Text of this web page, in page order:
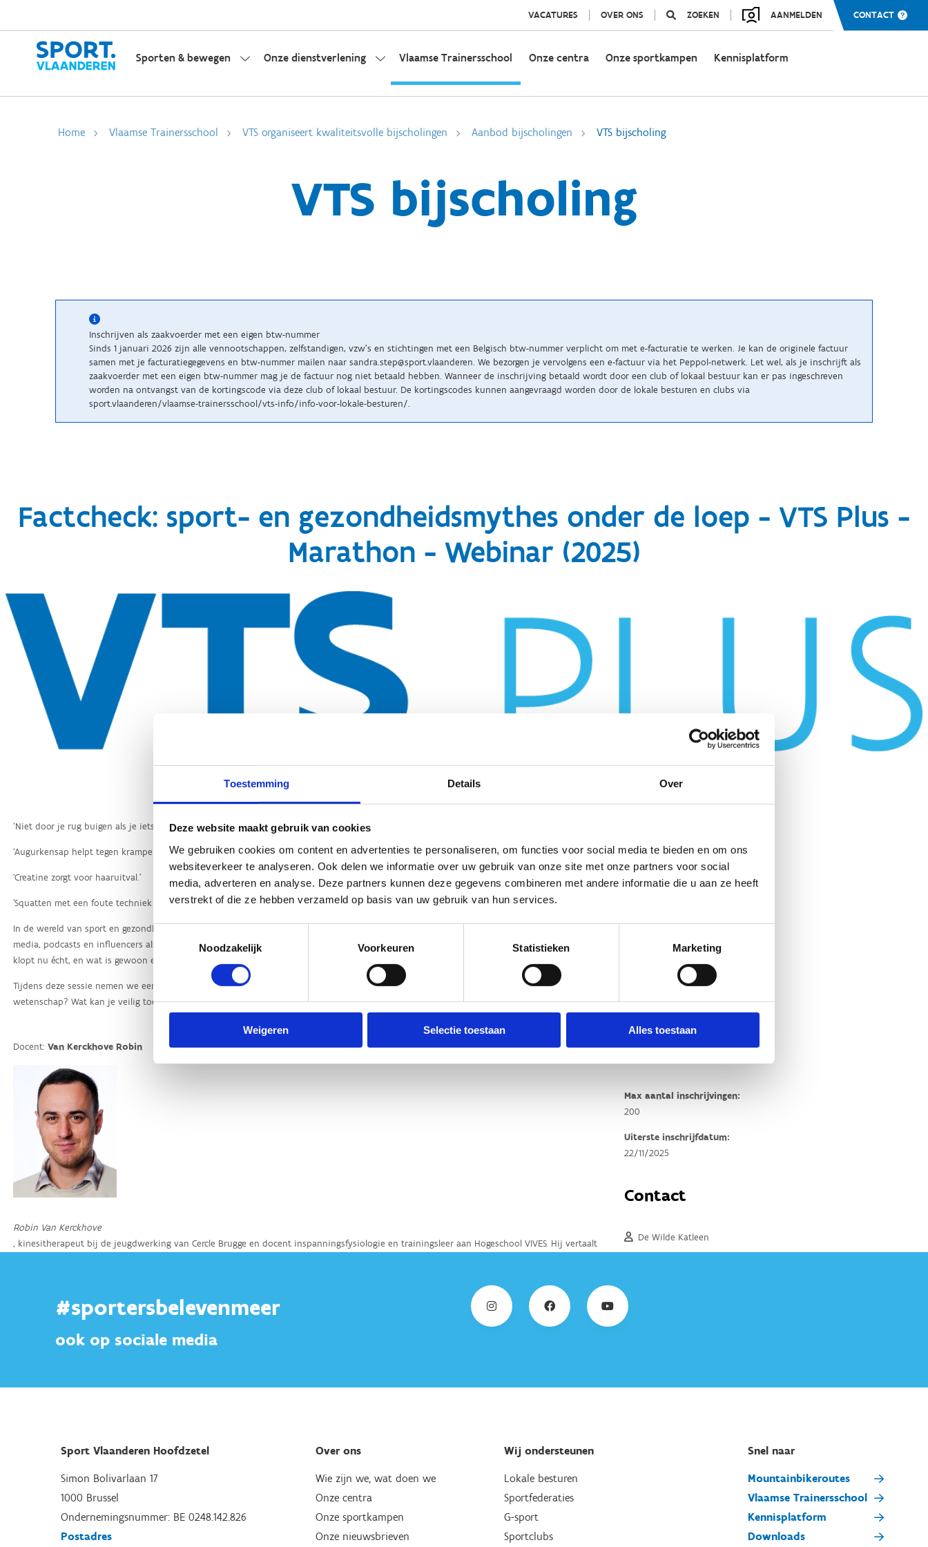
Toestemming Details Over
Deze website maakt gebruik van cookies
We gebruiken cookies om content en advertenties te personaliseren, om functies voor social media te bieden en om ons
websiteverkeer te analyseren. Ook delen we informatie over uw gebruik van onze site met onze partners voor social
media, adverteren en analyse. Deze partners kunnen deze gegevens combineren met andere informatie die u aan ze heeft
verstrekt of die ze hebben verzameld op basis van uw gebruik van hun services.
Toestemmingsselectie
Noodzakelijk
Voorkeuren Statistieken Marketing
Weigeren Selectie toestaan Alles toestaan
VACATURES OVER ONS ZOEKEN AANMELDEN CONTACT
Sporten & bewegen Onze dienstverlening Vlaamse Trainersschool Onze centra Onze sportkampen Kennisplatform
Home Vlaamse Trainersschool VTS organiseert kwaliteitsvolle bijscholingen Aanbod bijscholingen VTS bijscholing
VTS bijscholing
Inschrijven als zaakvoerder met een eigen btw-nummer
Sinds 1 januari 2026 zijn alle vennootschappen, zelfstandigen, vzw’s en stichtingen met een Belgisch btw-nummer verplicht om met e-facturatie te werken. Je kan de originele factuur
samen met je facturatiegegevens en btw-nummer mailen naar sandra.step@sport.vlaanderen. We bezorgen je vervolgens een e-factuur via het Peppol-netwerk. Let wel, als je inschrijft als
zaakvoerder met een eigen btw-nummer mag je de factuur nog niet betaald hebben. Wanneer de inschrijving betaald wordt door een club of lokaal bestuur kan er pas ingeschreven
worden na ontvangst van de kortingscode via deze club of lokaal bestuur. De kortingscodes kunnen aangevraagd worden door de lokale besturen en clubs via
sport.vlaanderen/vlaamse-trainersschool/vts-info/info-voor-lokale-besturen/.
#sportersbelevenmeer
ook op sociale media
Sport Vlaanderen Hoofdzetel
Simon Bolivarlaan 17
1000 Brussel
Ondernemingsnummer: BE 0248.142.826
Postadres
Over ons
Wie zijn we, wat doen we
Onze centra
Onze sportkampen
Onze nieuwsbrieven
Wij ondersteunen
Lokale besturen
Sportfederaties
G-sport
Sportclubs
Snel naar
Mountainbikeroutes
Vlaamse Trainersschool
Kennisplatform
Downloads